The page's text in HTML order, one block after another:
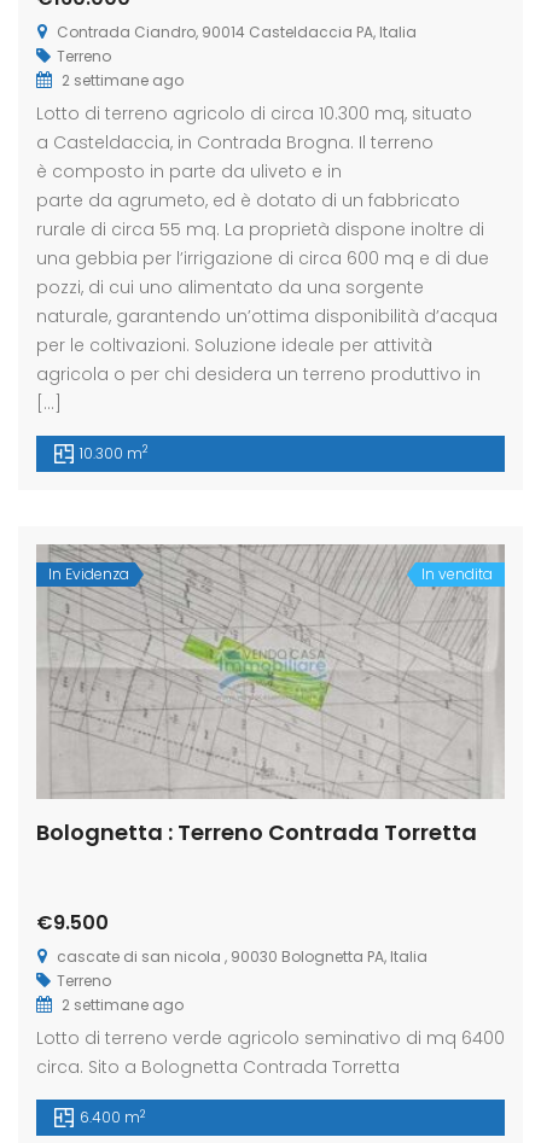
Contrada Ciandro, 90014 Casteldaccia PA, Italia
Terreno
2 settimane ago
Lotto di terreno agricolo di circa 10.300 mq, situato
a Casteldaccia, in Contrada Brogna. Il terreno
è composto in parte da uliveto e in
parte da agrumeto, ed è dotato di un fabbricato
rurale di circa 55 mq. La proprietà dispone inoltre di
una gebbia per l’irrigazione di circa 600 mq e di due
pozzi, di cui uno alimentato da una sorgente
naturale, garantendo un’ottima disponibilità d’acqua
per le coltivazioni. Soluzione ideale per attività
agricola o per chi desidera un terreno produttivo in
[…]
10.300 m2
In Evidenza In vendita
Bolognetta : Terreno Contrada Torretta
€9.500
cascate di san nicola , 90030 Bolognetta PA, Italia
Terreno
2 settimane ago
Lotto di terreno verde agricolo seminativo di mq 6400
circa. Sito a Bolognetta Contrada Torretta
6.400 m2